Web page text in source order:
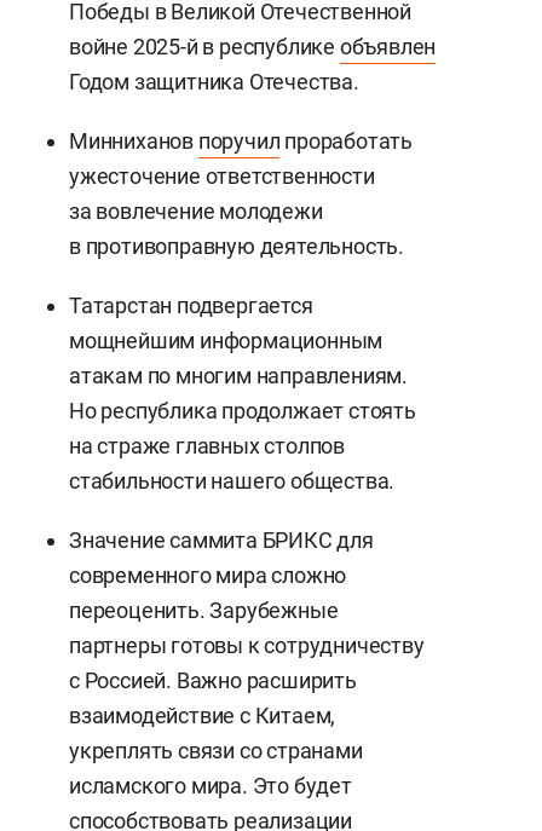
Победы в Великой Отечественной
войне 2025-й в республике объявлен
Годом защитника Отечества.
Минниханов поручил проработать
ужесточение ответственности
за вовлечение молодежи
в противоправную деятельность.
Татарстан подвергается
мощнейшим информационным
атакам по многим направлениям.
Но республика продолжает стоять
на страже главных столпов
стабильности нашего общества.
Значение саммита БРИКС для
современного мира сложно
переоценить. Зарубежные
партнеры готовы к сотрудничеству
с Россией. Важно расширить
взаимодействие с Китаем,
укреплять связи со странами
исламского мира. Это будет
способствовать реализации